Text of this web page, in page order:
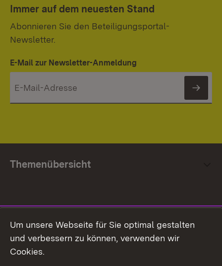
Immer auf dem neuesten Stand
Abonnieren Sie den Beteiligungsportal-
Newsletter.
E-Mail zur Newsletter-Anmeldung
Themenübersicht
Facebook
Um unsere Webseite für Sie optimal gestalten
und verbessern zu können, verwenden wir
Cookies.